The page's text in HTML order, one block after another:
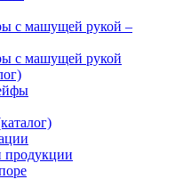
с машущей рукой –
с машущей рукой
продукции